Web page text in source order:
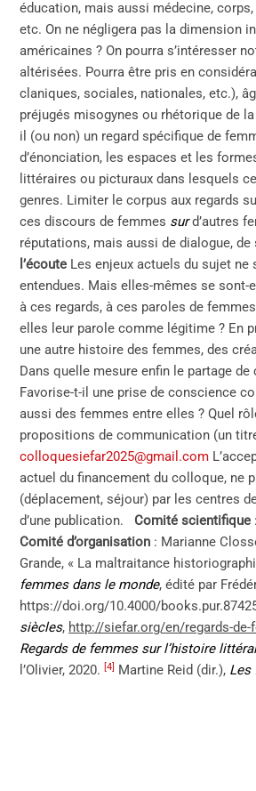
éducation, mais aussi médecine,
etc. On ne négligera pas la dimension
américaines ? On pourra s’intéresser
altérisées. Pourra être pris en
claniques, sociales, nationales, etc.),
préjugés misogynes ou rhétorique de
il (ou non) un regard spécifique de
d’énonciation, les espaces et les
littéraires ou picturaux dans lesquels
genres. Limiter le corpus aux regards
ces discours de femmes surd’autres
réputations, mais aussi de dialogue, de
l’écoute Les enjeux actuels du sujet
entendues. Mais elles-mêmes se sont-
à ces regards, à ces paroles de
elles leur parole comme légitime ? En
une autre histoire des femmes, des
Dans quelle mesure enfin le partage
Favorise-t-il une prise de conscience
aussi des femmes entre elles ? Quel
propositions de communication (un
colloquesiefar2025@gmail.com
actuel du financement du colloque, ne
(déplacement, séjour) par les centres
d’une publication.
Comité scientifique
Comité d’organisation : Marianne
Grande, « La maltraitance
femmes dans le monde, édité par
https://doi.org/10.4000/
siècles, http://siefar.org/en/regards-
Regards de femmes sur l’histoire
l’Olivier, 2020. [4] Martine Reid (dir.), Les